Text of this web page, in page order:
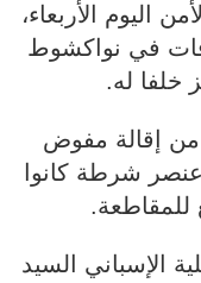
اليوم الأربعاء،
في نواكشوط
خلفا له.
من إقالة مفوض
مقاطعة كوبني، بالإضافة إلى 14 عنصر شرطة كانوا
للمقاطعة.
الإسباني السيد